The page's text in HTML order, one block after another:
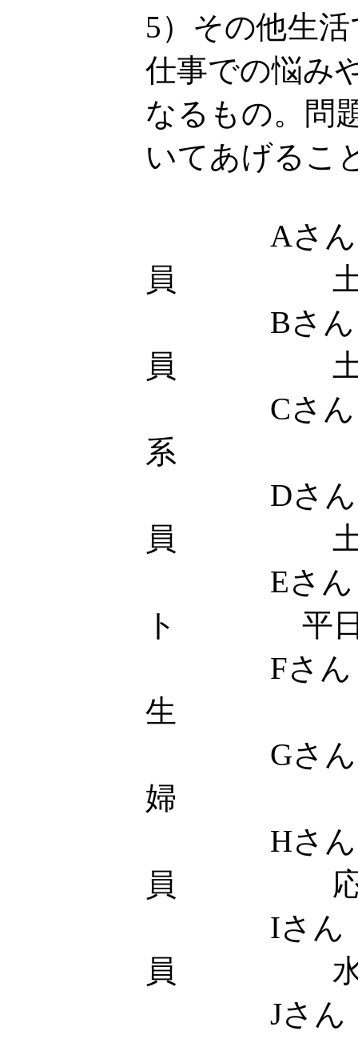
5）その他生
仕事での悩み
なるもの。問
いてあげるこ
Aさん
員 土
Bさん
員
Cさん
系 土
Dさん
員 土
Eさん
ト 平日18
Fさん
生 土
Gさ
婦 応
Hさん
員 応
Iさん
員 水
Jさん